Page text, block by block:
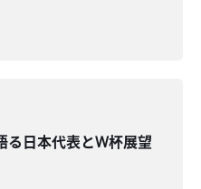
る日本代表とW杯展望